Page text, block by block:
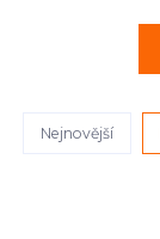
Nejnovější